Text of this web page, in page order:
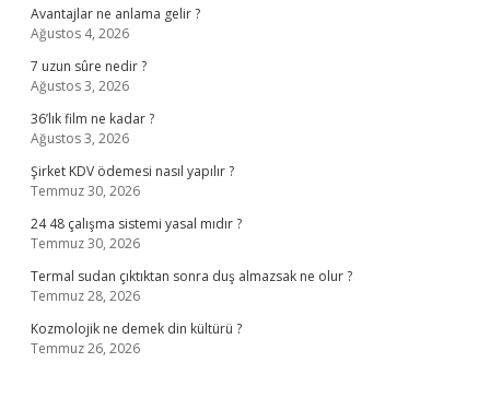
Avantajlar ne anlama gelir ?
Ağustos 4, 2026
7 uzun sûre nedir ?
Ağustos 3, 2026
36’lık film ne kadar ?
Ağustos 3, 2026
Şirket KDV ödemesi nasıl yapılır ?
Temmuz 30, 2026
24 48 çalışma sistemi yasal mıdır ?
Temmuz 30, 2026
Termal sudan çıktıktan sonra duş almazsak ne olur ?
Temmuz 28, 2026
Kozmolojik ne demek din kültürü ?
Temmuz 26, 2026